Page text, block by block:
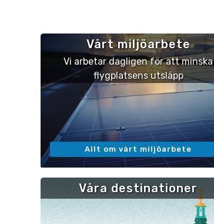
Vårt miljöarbete
Vi arbetar dagligen för att minska
flygplatsens utsläpp
Allt om vårt miljöarbete
Våra destinationer